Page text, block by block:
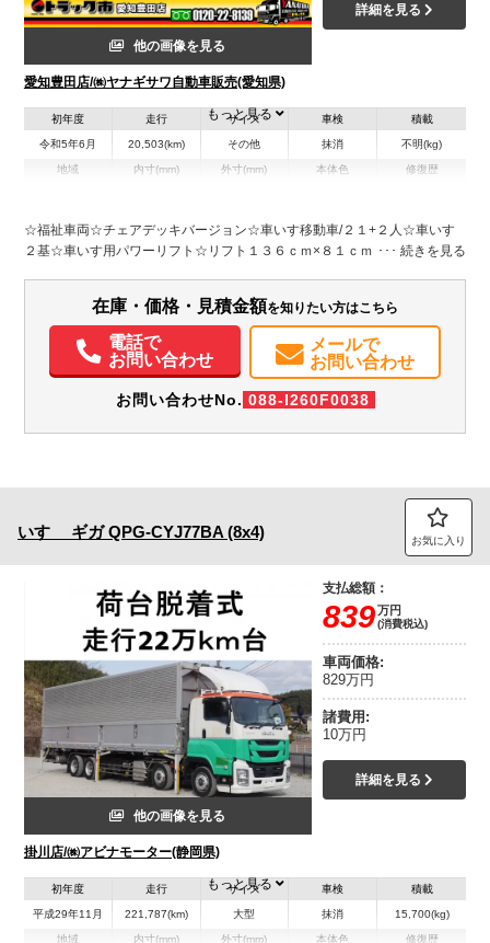
他の画像を見る
愛知豊田店/㈱ヤナギサワ自動車販売(愛知県)
詳細を見る
初年度
令和5年6月
走行
20,503(km)
サイズ
その他
車検
抹消
積載
不明(kg)
地域 内寸(mm) 外寸(mm) 本体色 修復歴
装備情報
パワステ パワーウィンドウ ABS
TV バックモニター ドラレコ 取扱説明書（一部含む）
もっと見る
☆福祉車両☆チェアデッキバージョン☆車いす移動車/２１+２人☆車いす
２基☆車いす用パワーリフト☆リフト１３６ｃｍ×８１ｃｍ☆自動ドア/オ
Ｄヘッドライト☆プライバシーガラス☆右天井荷物棚☆リクライニングシ
ート☆前席天井コンソール☆純正２トーンカラー☆カロッツェリアナビ・
地デジＴＶ☆バックカメラ☆ユピテル前後ドライブレコーダー
在庫・価格・見積金額を知りたい方はこちら
電話で
お問い合わせ
メールで
お問い合わせ
お問い合わせNo. 088-I260F0038
いすゞ ギガ QPG-CYJ77BA (8x4) お気に入り
他の画像を見る
掛川店/㈱アビナモーター(静岡県)
支払総額：
839万円
(消費税込)
車両価格:
829万円
諸費用:
10万円
詳細を見る
初年度
平成29年11月
走行
221,787(km)
サイズ
大型
車検
抹消
積載
15,700(kg)
地域 内寸(mm) 外寸(mm) 本体色 修復歴
もっと見る